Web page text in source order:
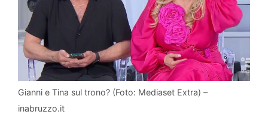
Gianni e Tina sul trono? (Foto: Mediaset Extra) –
inabruzzo.it